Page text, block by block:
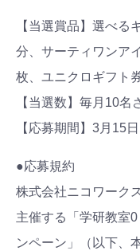
【当選賞品】選べる
分、サーティワンア
枚、ユニクロギフト
【当選数】毎月10名
【応募期間】3月15
●応募規約
株式会社ニコワーク
主催する「学研教室
ンペーン」（以下、